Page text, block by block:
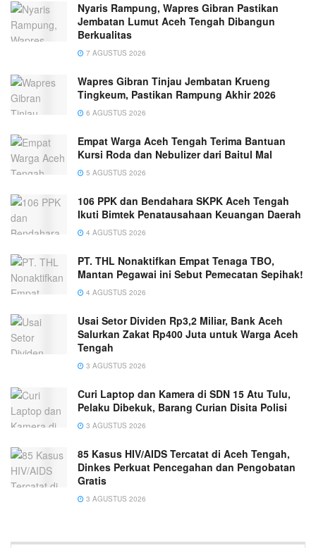
Nyaris Rampung, Wapres Gibran Pastikan
Jembatan Lumut Aceh Tengah Dibangun
Berkualitas
7 AGUSTUS 2026
Wapres Gibran Tinjau Jembatan Krueng
Tingkeum, Pastikan Rampung Akhir 2026
6 AGUSTUS 2026
Empat Warga Aceh Tengah Terima Bantuan
Kursi Roda dan Nebulizer dari Baitul Mal
5 AGUSTUS 2026
106 PPK dan Bendahara SKPK Aceh Tengah
Ikuti Bimtek Penatausahaan Keuangan Daerah
4 AGUSTUS 2026
PT. THL Nonaktifkan Empat Tenaga TBO,
Mantan Pegawai ini Sebut Pemecatan Sepihak!
4 AGUSTUS 2026
Usai Setor Dividen Rp3,2 Miliar, Bank Aceh
Salurkan Zakat Rp400 Juta untuk Warga Aceh
Tengah
3 AGUSTUS 2026
Curi Laptop dan Kamera di SDN 15 Atu Tulu,
Pelaku Dibekuk, Barang Curian Disita Polisi
3 AGUSTUS 2026
85 Kasus HIV/AIDS Tercatat di Aceh Tengah,
Dinkes Perkuat Pencegahan dan Pengobatan
Gratis
3 AGUSTUS 2026